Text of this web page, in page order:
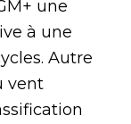
une
à une
Autre
vent